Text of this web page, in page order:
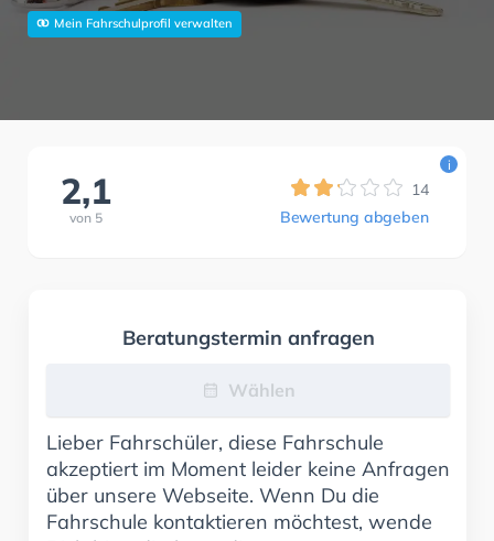
Mein Fahrschulprofil verwalten
2,1
von 5
14
Bewertung abgeben
i
Beratungstermin anfragen
Wählen
Lieber Fahrschüler, diese Fahrschule
akzeptiert im Moment leider keine Anfragen
über unsere Webseite. Wenn Du die
Fahrschule kontaktieren möchtest, wende